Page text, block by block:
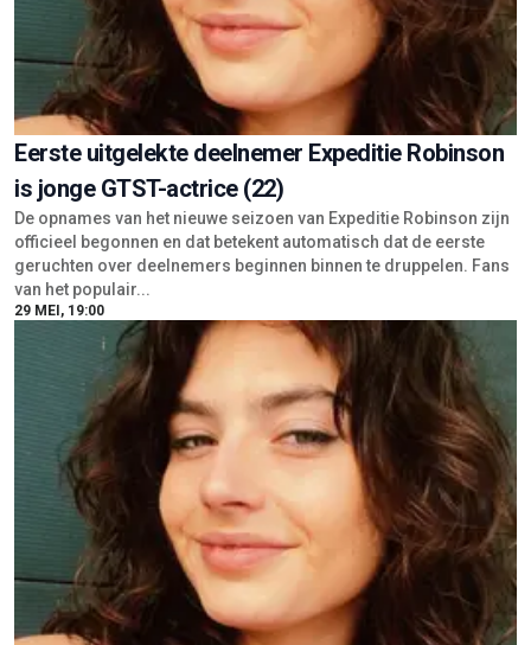
Eerste uitgelekte deelnemer Expeditie Robinson
is jonge GTST-actrice (22)
De opnames van het nieuwe seizoen van Expeditie Robinson zijn
officieel begonnen en dat betekent automatisch dat de eerste
geruchten over deelnemers beginnen binnen te druppelen. Fans
van het populair...
29 MEI, 19:00